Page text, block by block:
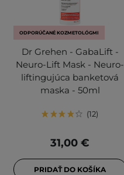
ODPORÚČANÉ KOZMETOLÓGMI
Dr Grehen - GabaLift -
Neuro-Lift Mask - Neuro-
liftingujúca banketová
maska - 50ml
12
31,00 €
PRIDAŤ DO KOŠÍKA